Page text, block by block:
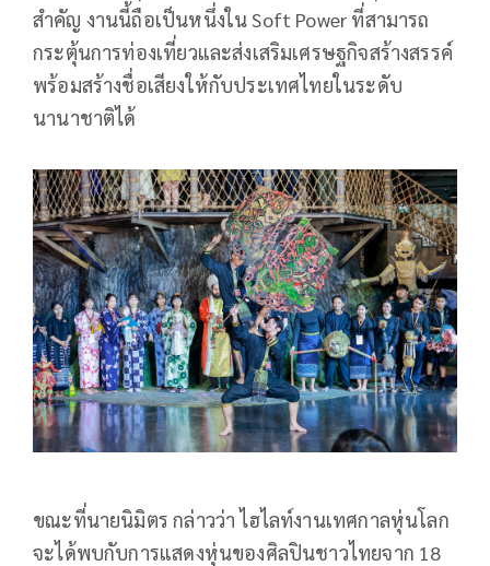
สำคัญ งานนี้ถือเป็นหนึ่งใน Soft Power ที่สามารถ
กระตุ้นการท่องเที่ยวและส่งเสริมเศรษฐกิจสร้างสรรค์
พร้อมสร้างชื่อเสียงให้กับประเทศไทยในระดับ
นานาชาติได้
ขณะที่นายนิมิตร กล่าวว่า ไฮไลท์งานเทศกาลหุ่นโลก
จะได้พบกับการแสดงหุ่นของศิลปินชาวไทยจาก 18